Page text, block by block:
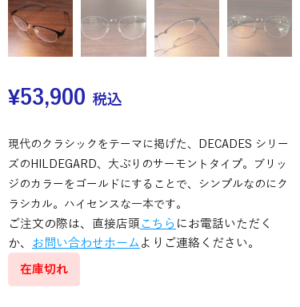
¥53,900 税込
現代のクラシックをテーマに掲げた、DECADES シリー
ズのHILDEGARD、大ぶりのサーモントタイプ。ブリッ
ジのカラーをゴールドにすることで、シンプルなのにク
ラシカル。ハイセンスな一本です。
ご注文の際は、直接店頭 こちら にお電話いただく
か、 お問い合わせホーム よりご連絡ください。
在庫切れ